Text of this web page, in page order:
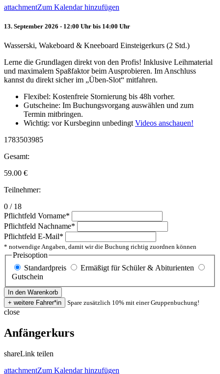
attachmentZum Kalendar hinzufügen
13. September 2026 - 12:00 Uhr bis 14:00 Uhr
Wasserski, Wakeboard & Kneeboard Einsteigerkurs (2 Std.)
Lerne die Grundlagen direkt von den Profis! Inklusive Leihmaterial
und maximalem Spaßfaktor beim Ausprobieren. Im Anschluss
kannst du direkt sicher im „Üben-Slot“ mitfahren.
Flexibel: Kostenfreie Stornierung bis 48h vorher.
Gutscheine: Im Buchungsvorgang auswählen und zum
Termin mitbringen.
Wichtig: vor Kursbeginn unbedingtVideos anschauen!
1783503985
Gesamt:
59.00 €
Teilnehmer:
0 / 18
Pflichtfeld Vorname*
Pflichtfeld Nachname*
Pflichtfeld E-Mail*
* notwendige Angaben, damit wir die Buchung richtig zuordnen können
Preisoption
Standardpreis
Ermäßigt für Schüler & Abiturienten
Gutschein
Spare zusätzlich 10% mit einer Gruppenbuchung!
close
Anfängerkurs
shareLink teilen
attachmentZum Kalendar hinzufügen